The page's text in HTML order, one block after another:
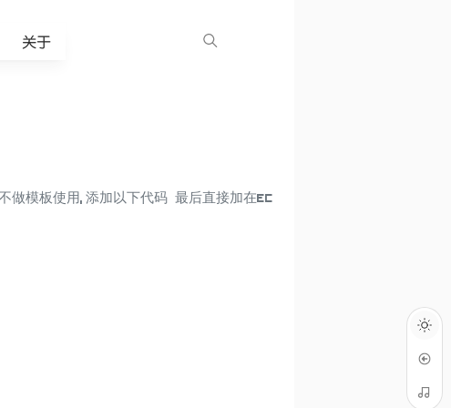
关于
模板使用, 添加以下代码 最后直接加在ec